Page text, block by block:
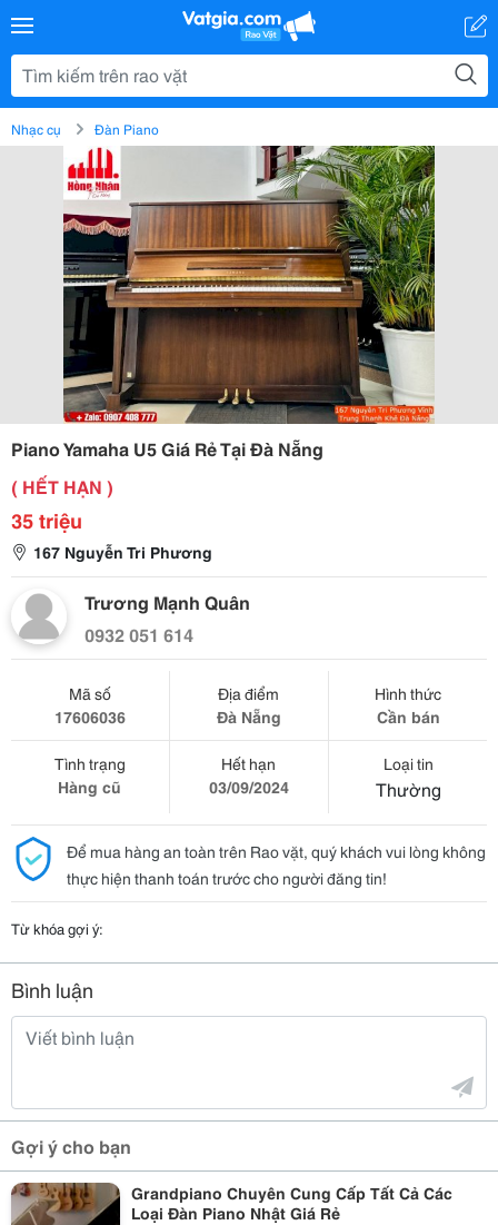
Nhạc cụ Đàn Piano
Piano Yamaha U5 Giá Rẻ Tại Đà Nẵng
( HẾT HẠN )
35 triệu
167 Nguyễn Tri Phương
Trương Mạnh Quân
0932 051 614
Mã số
17606036
Địa điểm
Đà Nẵng
Hình thức
Cần bán
Tình trạng
Hàng cũ
Hết hạn
03/09/2024
Loại tin
Thường
Để mua hàng an toàn trên Rao vặt, quý khách vui lòng không
thực hiện thanh toán trước cho người đăng tin!
Từ khóa gợi ý:
Bình luận
Gợi ý cho bạn
Grandpiano Chuyên Cung Cấp Tất Cả Các
Loại Đàn Piano Nhật Giá Rẻ